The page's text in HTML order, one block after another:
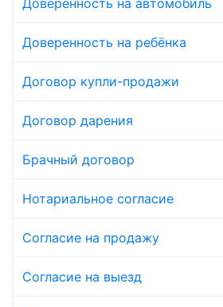
Доверенность на автомобиль
Доверенность на ребёнка
Договор купли-продажи
Договор дарения
Брачный договор
Нотариальное согласие
Согласие на продажу
Согласие на выезд